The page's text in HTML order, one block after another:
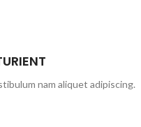
nam aliquet adipiscing.